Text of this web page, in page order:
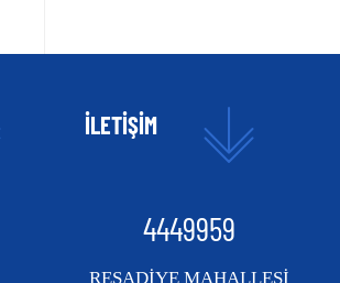
İLETİŞİM
4449959
REŞADİYE MAHALLESİ